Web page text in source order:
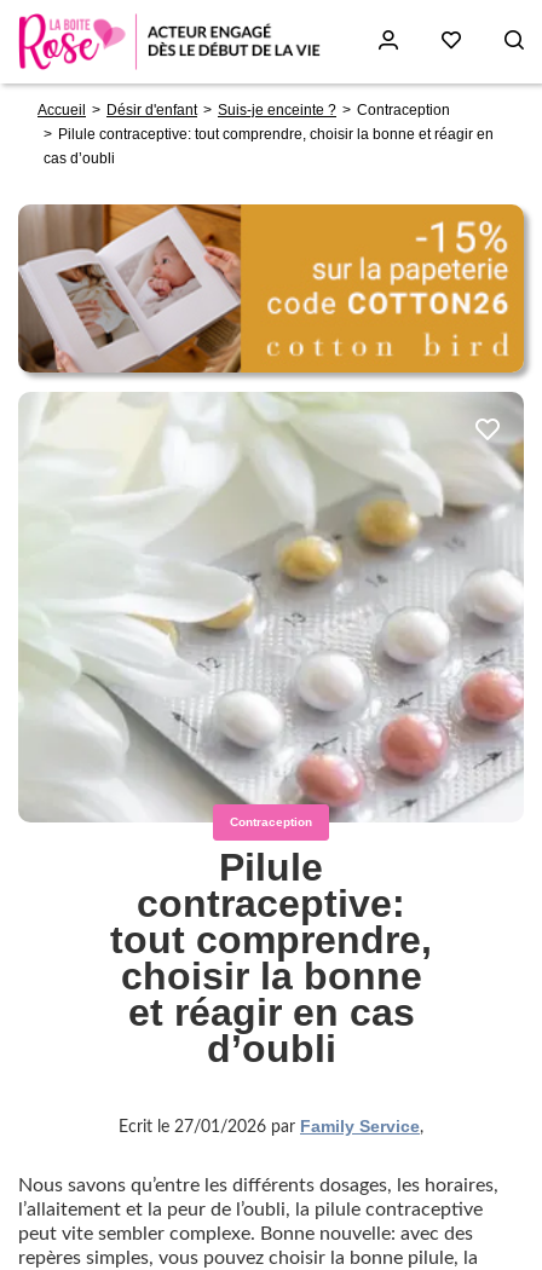
d'Ariane
Accueil Désir d'enfant Suis-je enceinte ?
Contraception
Pilule contraceptive: tout comprendre, choisir la bonne et réagir en
cas d’oubli
Contraception
Pilule
contraceptive:
tout comprendre,
choisir la bonne
et réagir en cas
d’oubli
Ecrit le 27/01/2026 par Family Service,
Nous savons qu’entre les différents dosages, les horaires,
l’allaitement et la peur de l’oubli, la pilule contraceptive
peut vite sembler complexe. Bonne nouvelle: avec des
repères simples, vous pouvez choisir la bonne pilule, la